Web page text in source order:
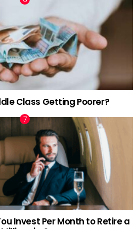
Class Getting Poorer?
Invest Per Month to Retire a